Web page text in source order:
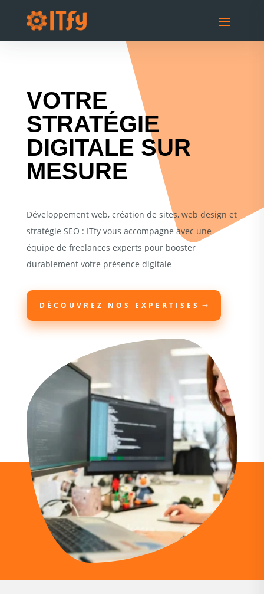
VOTRE
STRATÉGIE
DIGITALE SUR
MESURE
Développement web, création de sites, web design et
stratégie SEO : ITfy vous accompagne avec une
équipe de freelances experts pour booster
durablement votre présence digitale
DÉCOUVREZ NOS EXPERTISES